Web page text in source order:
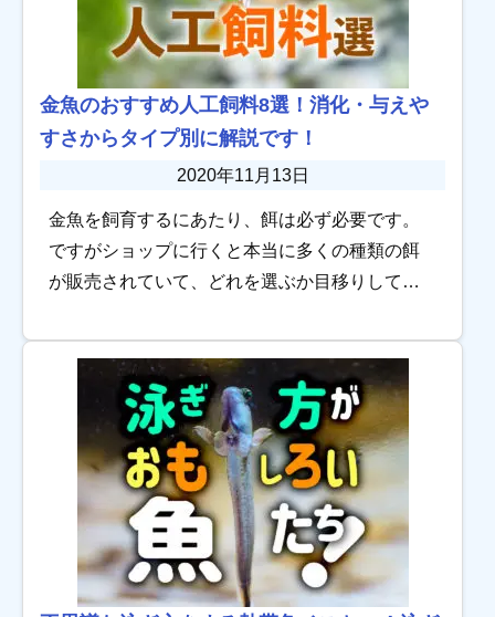
金魚のおすすめ人工飼料8選！消化・与えや
すさからタイプ別に解説です！
2020年11月13日
金魚を飼育するにあたり、餌は必ず必要です。
ですがショップに行くと本当に多くの種類の餌
が販売されていて、どれを選ぶか目移りしてし
浮上性 沈下性 フレークタイプ の3種類が販売さ